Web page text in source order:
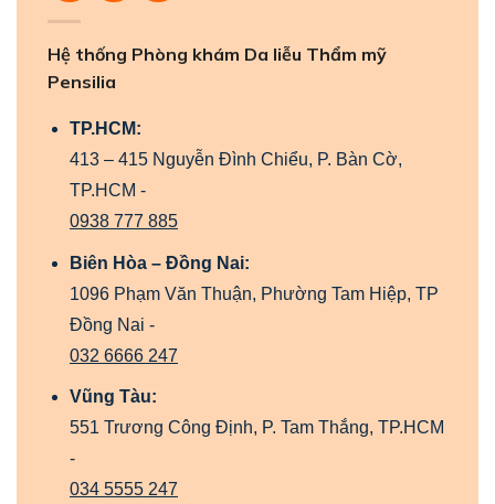
Hệ thống Phòng khám Da liễu Thẩm mỹ
Pensilia
TP.HCM:
413 – 415 Nguyễn Đình Chiểu, P. Bàn Cờ,
TP.HCM -
0938 777 885
Biên Hòa – Đồng Nai:
1096 Phạm Văn Thuận, Phường Tam Hiệp, TP
Đồng Nai -
032 6666 247
Vũng Tàu:
551 Trương Công Định, P. Tam Thắng, TP.HCM
-
034 5555 247